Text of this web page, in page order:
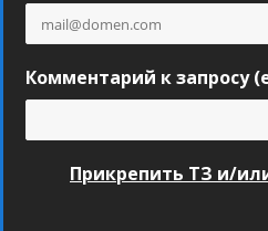
Комментарий к запросу
Прикрепить ТЗ и/